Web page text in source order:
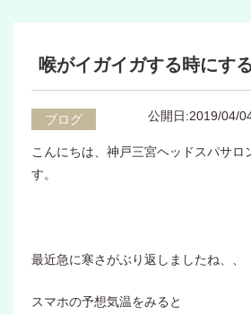
喉がイガイガする時にす
ブログ 公開日:2019/04/
こんにちは、神戸三宮ヘッドスパサロ
す。
最近急に寒さがぶり返しましたね、、
スマホの予想気温をみると